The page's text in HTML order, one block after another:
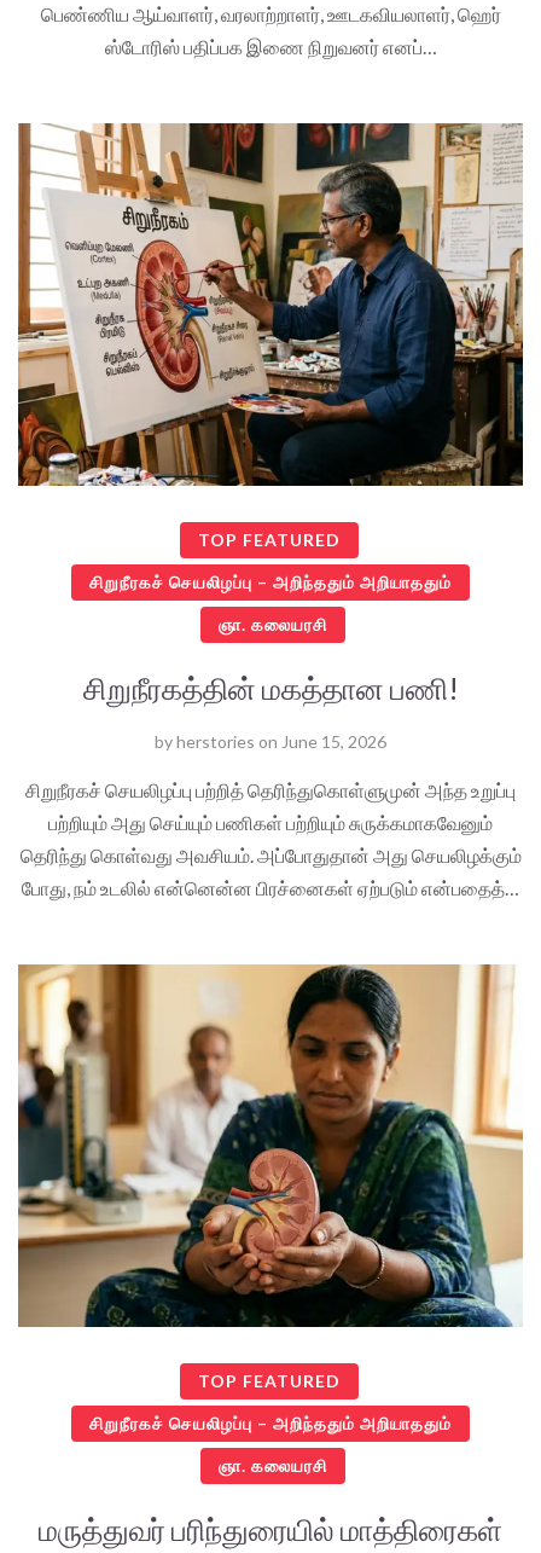
பெண்ணிய ஆய்வாளர், வரலாற்றாளர், ஊடகவியலாளர், ஹெர்
ஸ்டோரிஸ் பதிப்பக இணை நிறுவனர் எனப்…
TOP FEATURED
சிறுநீரகச் செயலிழப்பு – அறிந்ததும் அறியாததும்
ஞா. கலையரசி
சிறுநீரகத்தின் மகத்தான பணி!
byherstories on June 15, 2026
சிறுநீரகச் செயலிழப்பு பற்றித் தெரிந்துகொள்ளுமுன் அந்த உறுப்பு
பற்றியும் அது செய்யும் பணிகள் பற்றியும் சுருக்கமாகவேனும்
தெரிந்து கொள்வது அவசியம். அப்போதுதான் அது செயலிழக்கும்
போது, நம் உடலில் என்னென்ன பிரச்னைகள் ஏற்படும் என்பதைத்…
TOP FEATURED
சிறுநீரகச் செயலிழப்பு – அறிந்ததும் அறியாததும்
ஞா. கலையரசி
மருத்துவர் பரிந்துரையில் மாத்திரைகள்